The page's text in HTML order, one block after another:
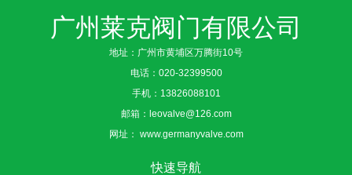
广州莱克阀门有限公司
地址：广州市黄埔区万腾街10号
电话： 020-32399500
手机： 13826088101
邮箱： leovalve@126.com
网址： www.germanyvalve.com
快速导航